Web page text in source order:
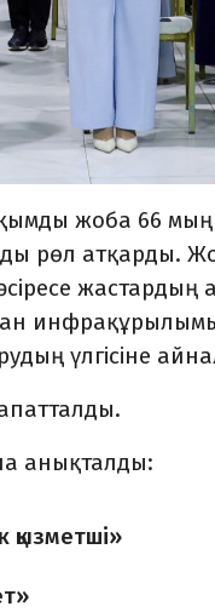
жоба 66
рөл атқарды.
үлгісіне
анықталды:
қызметші»